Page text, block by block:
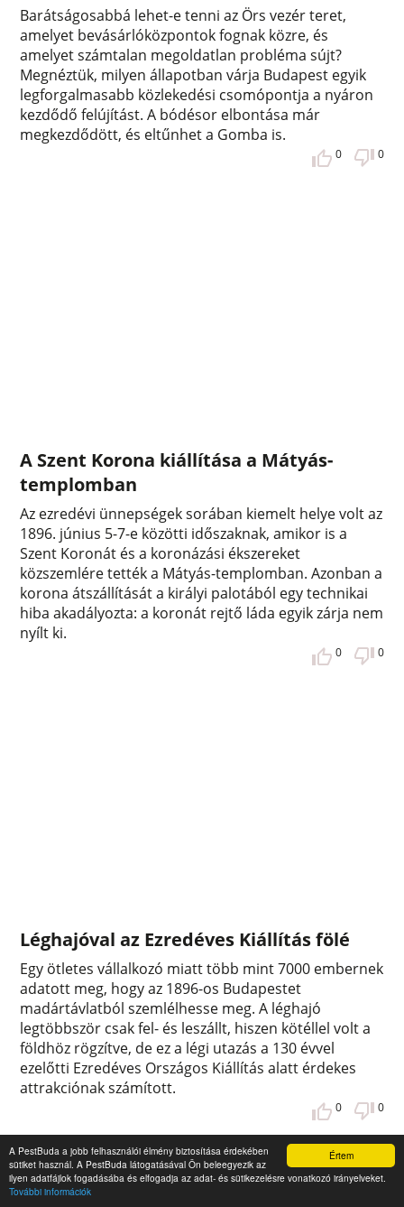
Értem
A PestBuda a jobb felhasználói élmény biztosítása érdekében
sütiket használ. A PestBuda látogatásával Ön beleegyezik az
ilyen adatfájlok fogadásába és elfogadja az adat- és sütikezelésre vonatkozó irányelveket.
További információk
Barátságosabbá lehet-e tenni az Örs vezér teret,
amelyet bevásárlóközpontok fognak közre, és
amelyet számtalan megoldatlan probléma sújt?
Megnéztük, milyen állapotban várja Budapest egyik
legforgalmasabb közlekedési csomópontja a nyáron
kezdődő felújítást. A bódésor elbontása már
megkezdődött, és eltűnhet a Gomba is.
0 0
A Szent Korona kiállítása a Mátyás-
templomban
Az ezredévi ünnepségek sorában kiemelt helye volt az
1896. június 5-7-e közötti időszaknak, amikor is a
Szent Koronát és a koronázási ékszereket
közszemlére tették a Mátyás-templomban. Azonban a
korona átszállítását a királyi palotából egy technikai
hiba akadályozta: a koronát rejtő láda egyik zárja nem
nyílt ki.
0 0
Léghajóval az Ezredéves Kiállítás fölé
Egy ötletes vállalkozó miatt több mint 7000 embernek
adatott meg, hogy az 1896-os Budapestet
madártávlatból szemlélhesse meg. A léghajó
legtöbbször csak fel- és leszállt, hiszen kötéllel volt a
földhöz rögzítve, de ez a légi utazás a 130 évvel
ezelőtti Ezredéves Országos Kiállítás alatt érdekes
attrakciónak számított.
0 0